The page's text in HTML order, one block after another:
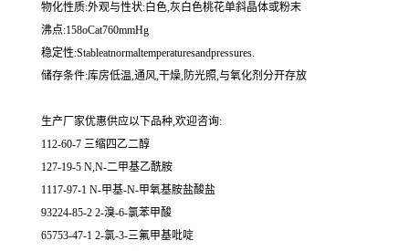
物化性质:外观与性状:白色,灰白色桃花单斜晶体或粉末
沸点:158oCat760mmHg
稳定性:Stableatnormaltemperaturesandpressures.
储存条件:库房低温,通风,干燥,防光照,与氧化剂分开存放
生产厂家优惠供应以下品种,欢迎咨询:
112-60-7 三缩四乙二醇
127-19-5 N,N-二甲基乙酰胺
1117-97-1 N-甲基-N-甲氧基胺盐酸盐
93224-85-2 2-溴-6-氯苯甲酸
65753-47-1 2-氯-3-三氟甲基吡啶